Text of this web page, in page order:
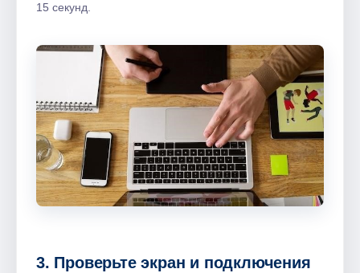
15 секунд.
3. Проверьте экран и подключения